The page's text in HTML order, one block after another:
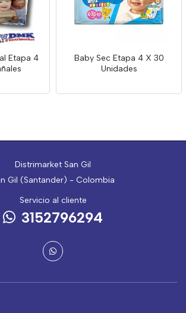
Etapa 4
Baby Sec Etapa 4 X 30
Unidades
Distrimarket San Gil
Gil (Santander) - Colombia
Servicio al cliente
3152796294